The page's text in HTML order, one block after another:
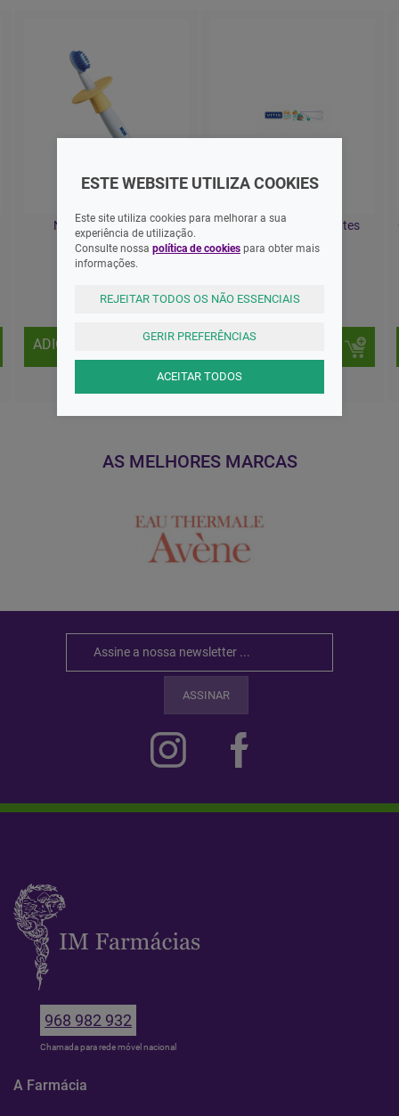
Nuk Escova Dentes
6,99 EUR
ADICIONAR
Vitis Kids Escova Dentes
4,95 EUR
ADICIONAR
AS MELHORES MARCAS
ASSINAR
968 982 932
Chamada para rede móvel nacional
A Farmácia
ESTE WEBSITE UTILIZA COOKIES
Este site utiliza cookies para melhorar a sua
experiência de utilização.
Consulte nossa política de cookies para obter mais
informações.
REJEITAR TODOS OS NÃO ESSENCIAIS
GERIR PREFERÊNCIAS
ACEITAR TODOS